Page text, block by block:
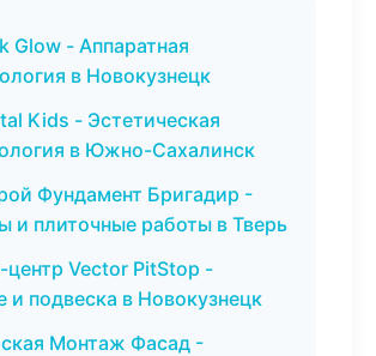
Glow - Аппаратная
в Новокузнецк
Kids - Эстетическая
в Южно-Сахалинск
Фундамент Бригадир -
и плиточные работы в Тверь
центр Vector PitStop -
и подвеска в Новокузнецк
Монтаж Фасад -